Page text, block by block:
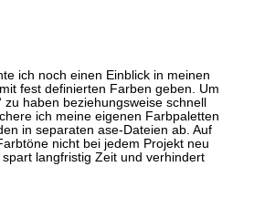
ich noch einen Einblick in meinen
fest definierten Farben geben. Um
zu haben beziehungsweise schnell
ich meine eigenen Farbpaletten
in separaten ase-Dateien ab. Auf
nicht bei jedem Projekt neu
langfristig Zeit und verhindert